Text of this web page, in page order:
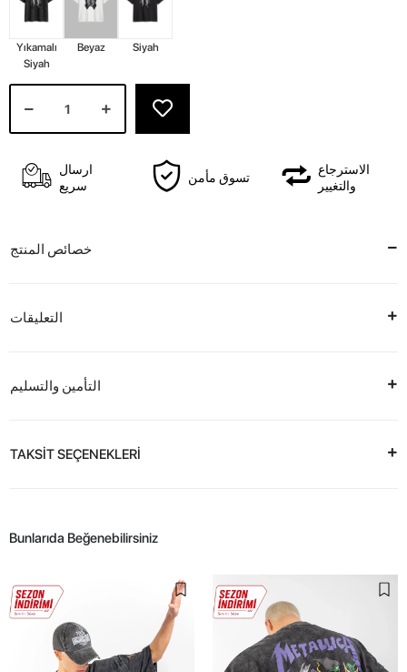
Yıkamalı
Siyah
Beyaz Siyah
ارسال
سريع
تسوق مأمن
الاسترجاع
والتغيير
خصائص المنتج
التعليقات
التأمين والتسليم
TAKSİT SEÇENEKLERİ
Bunlarıda Beğenebilirsiniz